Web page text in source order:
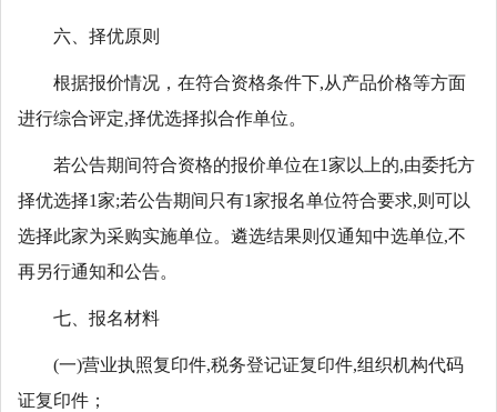
六、择优原则
根据报价情况，在符合资格条件下,从产品价格等方面
进行综合评定,择优选择拟合作单位。
若公告期间符合资格的报价单位在1家以上的,由委托方
择优选择1家;若公告期间只有1家报名单位符合要求,则可以
选择此家为采购实施单位。遴选结果则仅通知中选单位,不
再另行通知和公告。
七、报名材料
(一)营业执照复印件,税务登记证复印件,组织机构代码
证复印件；